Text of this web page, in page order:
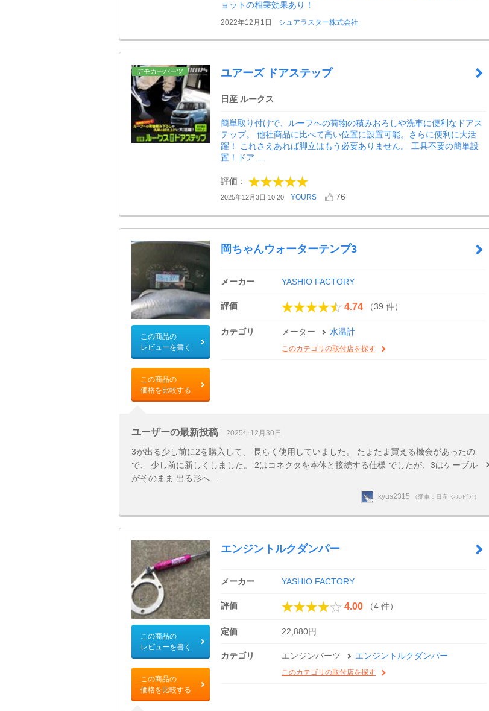
ョットの相乗効果あり！
2022年12月1日 シュアラスター株式会社
デモカーパーツ ユアーズ ドアステップ
日産 ルークス
簡単取り付けで、ルーフへの荷物の積みおろしや洗車に便利なドアス
テップ。 他社商品に比べて高い位置に設置可能。さらに便利に大活
躍！ これさえあれば脚立はもう必要ありません。 工具不要の簡単設
置！ドア ...
評価：
2025年12月3日 10:20 YOURS 76
この商品の
レビューを書く
この商品の
価格を比較する
岡ちゃんウォーターテンプ3
メーカー YASHIO FACTORY
評価 4.74 （39 件）
カテゴリ メーター 水温計
このカテゴリの取付店を探す
ユーザーの最新投稿 2025年12月30日
3が出る少し前に2を購入して、 長らく使用していました。 たまたま買える機会があったの
で、 少し前に新しくしました。 2はコネクタを本体と接続する仕様 でしたが、3はケーブル
がそのまま 出る形へ ...
kyus2315 （愛車：日産 シルビア）
この商品の
レビューを書く
この商品の
価格を比較する
エンジントルクダンパー
メーカー YASHIO FACTORY
評価 4.00 （4 件）
定価 22,880円
カテゴリ エンジンパーツ エンジントルクダンパー
このカテゴリの取付店を探す